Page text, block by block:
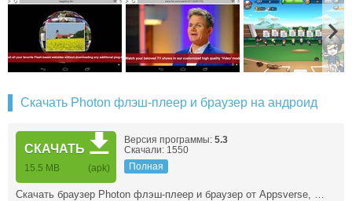
Скачать Photon флэш-плеер и браузер на андроид
СКАЧАТЬ
15.5 MB (apk)
Версия программы: 5.3
Скачали: 1550
Полная
Скачать браузер Photon флэш-плеер и браузер от Appsverse, …